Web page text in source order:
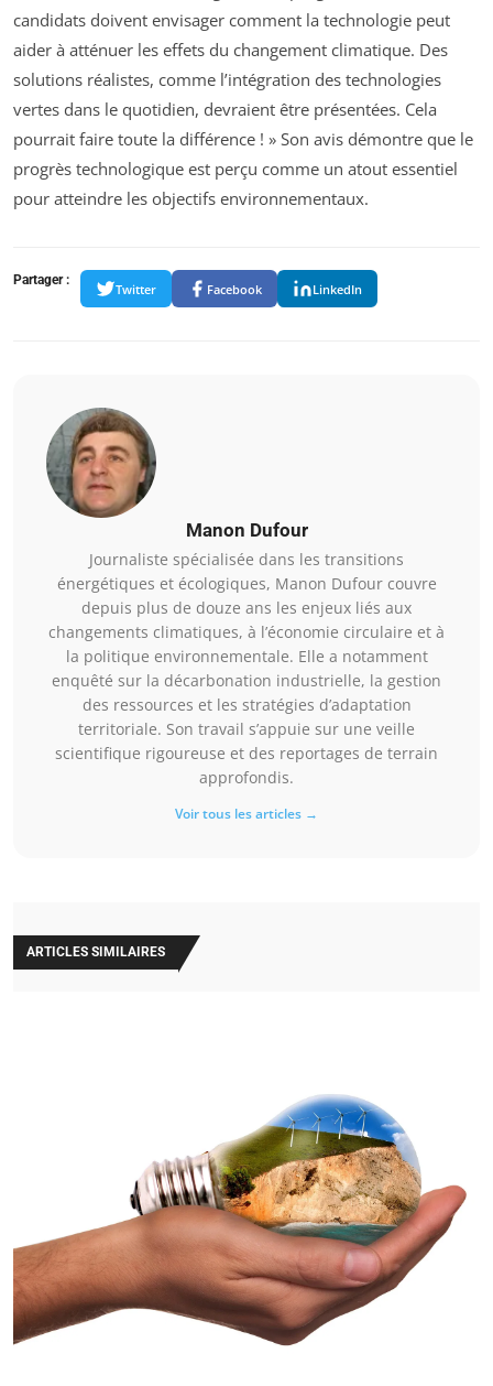
candidats doivent envisager comment la technologie peut
aider à atténuer les effets du changement climatique. Des
solutions réalistes, comme l’intégration des technologies
vertes dans le quotidien, devraient être présentées. Cela
pourrait faire toute la différence ! » Son avis démontre que le
progrès technologique est perçu comme un atout essentiel
pour atteindre les objectifs environnementaux.
Partager :
Twitter Facebook LinkedIn
Manon Dufour
Journaliste spécialisée dans les transitions
énergétiques et écologiques, Manon Dufour couvre
depuis plus de douze ans les enjeux liés aux
changements climatiques, à l’économie circulaire et à
la politique environnementale. Elle a notamment
enquêté sur la décarbonation industrielle, la gestion
des ressources et les stratégies d’adaptation
territoriale. Son travail s’appuie sur une veille
scientifique rigoureuse et des reportages de terrain
approfondis.
Voir tous les articles →
ARTICLES SIMILAIRES